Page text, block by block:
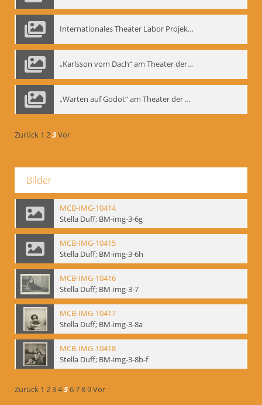
Internationales Theater Labor Projekt: Play Don Juan
„Karlsson vom Dach“ am Theater der Satire, Moskau 1985
„Warten auf Godot“ am Theater der Saire, Moskau 1980er
Zurück 1 23Vor
Bilder
MCB-IMG-10414
Stella Duff; BM-img-3-6g
MCB-IMG-10415
Stella Duff; BM-img-3-6h
MCB-IMG-10416
Stella Duff; BM-img-3-7
MCB-IMG-10417
Stella Duff; BM-img-3-8a
MCB-IMG-10418
Stella Duff; BM-img-3-8b-f
Zurück 1 23456789Vor